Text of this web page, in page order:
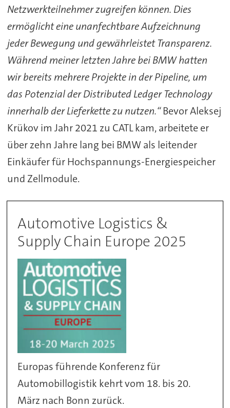
Netzwerkteilnehmer zugreifen können. Dies
ermöglicht eine unanfechtbare Aufzeichnung
jeder Bewegung und gewährleistet Transparenz.
Während meiner letzten Jahre bei BMW hatten
wir bereits mehrere Projekte in der Pipeline, um
das Potenzial der Distributed Ledger Technology
innerhalb der Lieferkette zu nutzen.“Bevor Aleksej
Krükov im Jahr 2021 zu CATL kam, arbeitete er
über zehn Jahre lang bei BMW als leitender
Einkäufer für Hochspannungs-Energiespeicher
und Zellmodule.
Automotive Logistics &
Supply Chain Europe 2025
Europas führende Konferenz für
Automobillogistik kehrt vom 18. bis 20.
März nach Bonn zurück.